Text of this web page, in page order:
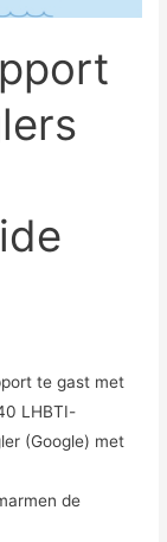
te gast met
LHBTI-
(Google) met
de